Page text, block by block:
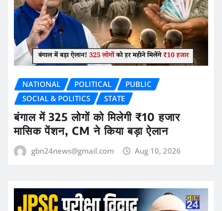
NATIONAL POLITICAL
PUBLIC
SOCIAL & POLITICS
STATE
बंगाल में 325 लोगों को मिलेगी ₹10 हजार
मासिक पेंशन, CM ने किया बड़ा ऐलान
gbn24news@gmail.com Aug 10, 2026